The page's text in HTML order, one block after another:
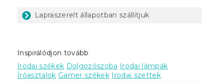
Lapraszerelt állapotban szállítjuk
Inspirálódjon tovább
Irodai székek Dolgozószoba Irodai lámpák
Íróasztalok Gamer székek Irodai szettek